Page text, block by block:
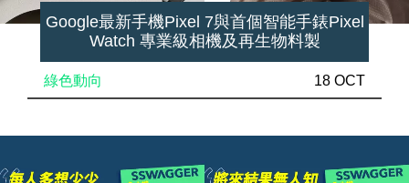
Google最新手機Pixel 7與首個智能手錶Pixel
Watch 專業級相機及再生物料製
綠色動向 18 OCT